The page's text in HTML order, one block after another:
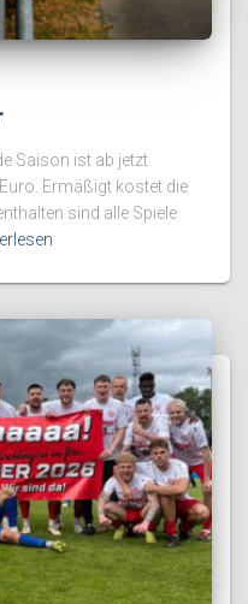
Saison ist ab jetzt
Ermäßigt kostet die
sind alle Spiele